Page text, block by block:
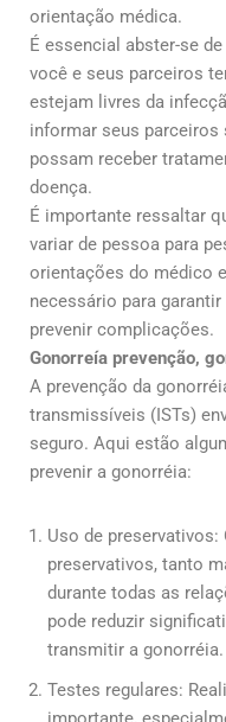
orientação médica.
É essencial abster-se
você e seus parceiros
estejam livres da
informar seus parceiros
possam receber
doença.
É importante ressaltar
variar de pessoa para
orientações do médico
necessário para
prevenir complicações.
Gonorreía prevenção,
A prevenção da
transmissíveis (ISTs)
seguro. Aqui estão
prevenir a gonorréia:
Uso de
preservativos, tanto
durante todas as
pode reduzir
transmitir a gonorréia.
Testes regulares: